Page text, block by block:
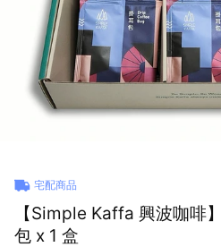
宅配商品
【Simple Kaffa 興波咖啡
包 x 1 盒